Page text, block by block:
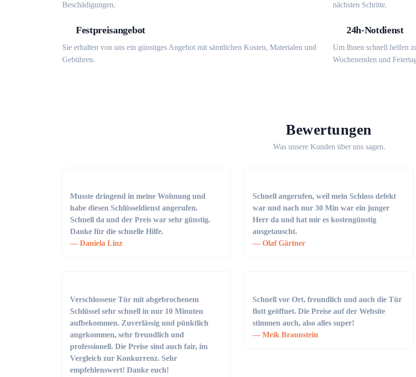
Beschädigungen.
nächsten Schritte.
Festpreisangebot
Sie erhalten von uns ein günstiges Angebot mit sämtlichen Kosten, Materialen und
Gebühren.
24h-Notdienst
Um Ihnen schnell helfen
Wochenenden und
Bewertungen
Was unsere Kunden über uns sagen.
Musste dringend in meine Wohnung und
habe diesen Schlüsseldienst angerufen.
Schnell da und der Preis war sehr günstig.
Danke für die schnelle Hilfe.
Daniela Linz
Schnell angerufen, weil mein Schloss defekt
war und nach nur 30 Min war ein junger
Herr da und hat mir es kostengünstig
ausgetauscht.
Olaf Gärtner
Verschlossene Tür mit abgebrochenem
Schlüssel sehr schnell in nur 10 Minuten
aufbekommen. Zuverlässig und pünktlich
angekommen, sehr freundlich und
professionell. Die Preise sind auch fair, im
Vergleich zur Konkurrenz. Sehr
empfehlenswert! Danke euch!
Schnell vor Ort, freundlich und auch die Tür
flott geöffnet. Die Preise auf der Website
stimmen auch, also alles super!
Meik Braunstein